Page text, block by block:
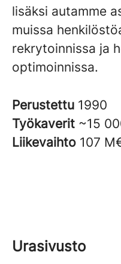
lisäksi autamme
muissa
rekrytoinnissa ja
optimoinnissa.
Perustettu 1990
Työkaverit ~15
Liikevaihto 107
Urasivusto